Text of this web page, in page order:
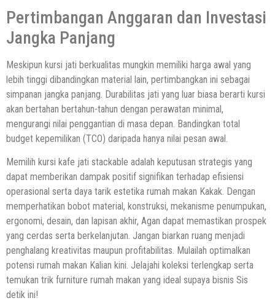
Pertimbangan Anggaran dan Investasi
Jangka Panjang
Meskipun kursi jati berkualitas mungkin memiliki harga awal yang
lebih tinggi dibandingkan material lain, pertimbangkan ini sebagai
simpanan jangka panjang. Durabilitas jati yang luar biasa berarti kursi
akan bertahan bertahun-tahun dengan perawatan minimal,
mengurangi nilai penggantian di masa depan. Bandingkan total
budget kepemilikan (TCO) daripada hanya nilai pesan awal.
Memilih kursi kafe jati stackable adalah keputusan strategis yang
dapat memberikan dampak positif signifikan terhadap efisiensi
operasional serta daya tarik estetika rumah makan Kakak. Dengan
memperhatikan bobot material, konstruksi, mekanisme penumpukan,
ergonomi, desain, dan lapisan akhir, Agan dapat memastikan prospek
yang cerdas serta berkelanjutan. Jangan biarkan ruang menjadi
penghalang kreativitas maupun profitabilitas. Mulailah optimalkan
potensi rumah makan Kalian kini. Jelajahi koleksi terlengkap serta
temukan trik furniture rumah makan yang ideal supaya bisnis Sis
detik ini!